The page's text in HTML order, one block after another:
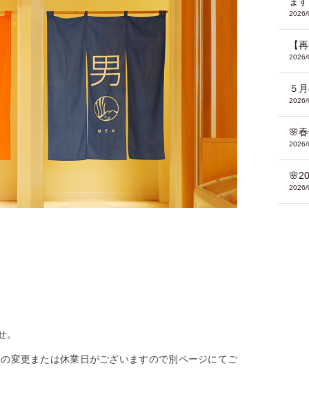
変更または休業日がございますので別ページにてご
2026/
【
2026/
５
2026/
🌸
2026/
2026/